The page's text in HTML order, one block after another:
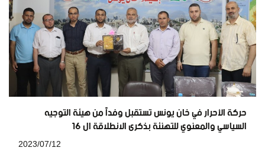
حركة الأحرار في خان يونس تستقبل وفداً من هيئة التوجيه
السياسي والمعنوي للتهنئة بذكرى الانطلاقة ال 16